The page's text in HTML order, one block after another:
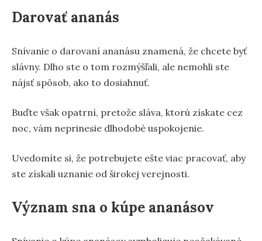
Darovať ananás
Snívanie o darovaní ananásu znamená, že chcete byť
slávny. Dlho ste o tom rozmýšľali, ale nemohli ste
nájsť spôsob, ako to dosiahnuť.
Buďte však opatrní, pretože sláva, ktorú získate cez
noc, vám neprinesie dlhodobé uspokojenie.
Uvedomíte si, že potrebujete ešte viac pracovať, aby
ste získali uznanie od širokej verejnosti.
Význam sna o kúpe ananásov